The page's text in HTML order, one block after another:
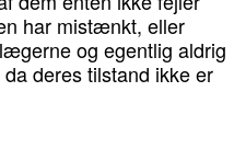
har mistænkt, eller
og egentlig aldrig
deres tilstand ikke er